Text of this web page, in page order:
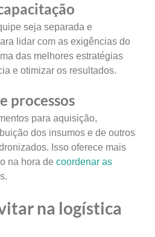
seja separada e
lidar com as exigências do
das melhores estratégias
e otimizar os resultados.
processos
para aquisição,
dos insumos e de outros
Isso oferece mais
na hora de coordenar as
na logística